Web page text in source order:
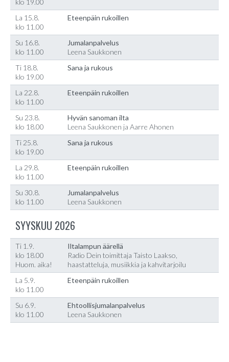
klo 19.00
La 15.8.
klo 11.00
Eteenpäin rukoillen
Su 16.8.
klo 11.00
Jumalanpalvelus
Leena Saukkonen
Ti 18.8.
klo 19.00
Sana ja rukous
La 22.8.
klo 11.00
Eteenpäin rukoillen
Su 23.8.
klo 18.00
Hyvän sanoman ilta
Leena Saukkonen ja Aarre Ahonen
Ti 25.8.
klo 19.00
Sana ja rukous
La 29.8.
klo 11.00
Eteenpäin rukoillen
Su 30.8.
klo 11.00
Jumalanpalvelus
Leena Saukkonen
SYYSKUU 2026
Ti 1.9.
klo 18.00
Huom. aika!
Iltalampun äärellä
Radio Dein toimittaja Taisto Laakso,
haastatteluja, musiikkia ja kahvitarjoilu
La 5.9.
klo 11.00
Eteenpäin rukoillen
Su 6.9.
klo 11.00
Ehtoollisjumalanpalvelus
Leena Saukkonen